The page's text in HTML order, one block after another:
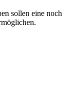
sollen eine noch